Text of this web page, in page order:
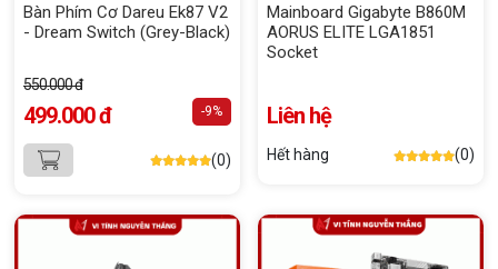
Bàn Phím Cơ Dareu Ek87 V2
- Dream Switch (Grey-Black)
550.000 đ
499.000 đ -9%
(0)
Mainboard Gigabyte B860M
AORUS ELITE LGA1851
Socket
Liên hệ
Hết hàng (0)